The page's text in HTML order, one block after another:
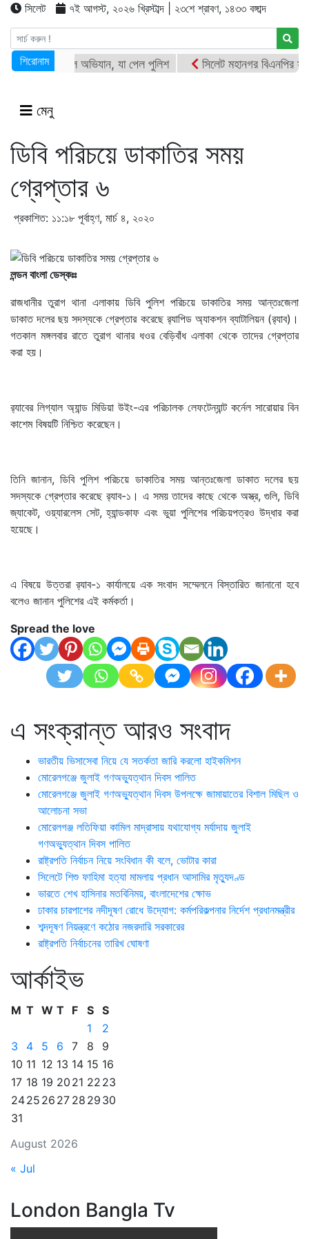
সিলেট ৭ই আগস্ট, ২০২৬ খ্রিস্টাব্দ | ২৩শে শ্রাবণ, ১৪৩৩ বঙ্গাব্দ
শিরোনাম
ক্রাশার মিলে অভিযান, যা পেল পুলিশ
সিলেট মহানগর বিএনপির
নৌকা ডুবিতে ২ জনের মৃতদেহ উদ্ধার, নিখোঁজ আরো ২
মেনু
ডিবি পরিচয়ে ডাকাতির সময়
গ্রেপ্তার ৬
প্রকাশিত: ১১:১৮ পূর্বাহ্ণ, মার্চ ৪, ২০২০
লন্ডন বাংলা ডেস্কঃঃ
রাজধানীর তুরাগ থানা এলাকায় ডিবি পুলিশ পরিচয়ে ডাকাতির সময় আন্তঃজেলা
ডাকাত দলের ছয় সদস্যকে গ্রেপ্তার করেছে র‍্যাপিড অ্যাকশন ব্যাটালিয়ন (র‍্যাব)।
গতকাল মঙ্গলবার রাতে তুরাগ থানার ধওর বেড়িবাঁধ এলাকা থেকে তাদের গ্রেপ্তার
করা হয়।
র‍্যাবের লিগ্যাল অ্যান্ড মিডিয়া উইং-এর পরিচালক লেফটেন্যান্ট কর্নেল সারোয়ার বিন
কাশেম বিষয়টি নিশ্চিত করেছেন।
তিনি জানান, ডিবি পুলিশ পরিচয়ে ডাকাতির সময় আন্তঃজেলা ডাকাত দলের ছয়
সদস্যকে গ্রেপ্তার করেছে র‍্যাব-১। এ সময় তাদের কাছে থেকে অস্ত্র, গুলি, ডিবি
জ্যাকেট, ওয়্যারলেস সেট, হ্যান্ডকাফ এবং ভুয়া পুলিশের পরিচয়পত্রও উদ্ধার করা
হয়েছে।
এ বিষয়ে উত্তরা র‍্যাব-১ কার্যালয়ে এক সংবাদ সম্মেলনে বিস্তারিত জানানো হবে
বলেও জানান পুলিশের এই কর্মকর্তা।
Spread the love
এ সংক্রান্ত আরও সংবাদ
ভারতীয় ভিসাসেবা নিয়ে যে সতর্কতা জারি করলো হাইকমিশন
মোরেলগঞ্জে জুলাই গণঅভ্যুত্থান দিবস পালিত
মোরেলগঞ্জে জুলাই গণঅভ্যুত্থান দিবস উপলক্ষে জামায়াতের বিশাল মিছিল ও
আলোচনা সভা
মোরেলগঞ্জ লতিফিয়া কামিল মাদ্রাসায় যথাযোগ্য মর্যাদায় জুলাই
গণঅভ্যুত্থান দিবস পালিত
রাষ্ট্রপতি নির্বাচন নিয়ে সংবিধান কী বলে, ভোটার কারা
সিলেটে শিশু ফাহিমা হত্যা মামলায় প্রধান আসামির মৃত্যুদণ্ড
ভারতে শেখ হাসিনার মতবিনিময়, বাংলাদেশের ক্ষোভ
ঢাকার চারপাশের নদীদূষণ রোধে উদ্যোগ: কর্মপরিকল্পনার নির্দেশ প্রধানমন্ত্রীর
শব্দদূষণ নিয়ন্ত্রণে কঠোর নজরদারি সরকারের
রাষ্ট্রপতি নির্বাচনের তারিখ ঘোষণা
আর্কাইভ
August 2026
M T W T F S S
1
2
3
4 5 6 7 8
9
10 11 12 13 14 15 16
17 18 19 20 21 22 23
2425 26 27 28 29 30
31
« Jul
London Bangla Tv